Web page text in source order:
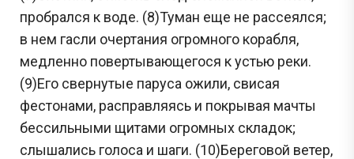
пробрался к воде. (8)Туман еще не рассеялся;
в нем гасли очертания огромного корабля,
медленно повертывающегося к устью реки.
(9)Его свернутые паруса ожили, свисая
фестонами, расправляясь и покрывая мачты
бессильными щитами огромных складок;
слышались голоса и шаги. (10)Береговой ветер,